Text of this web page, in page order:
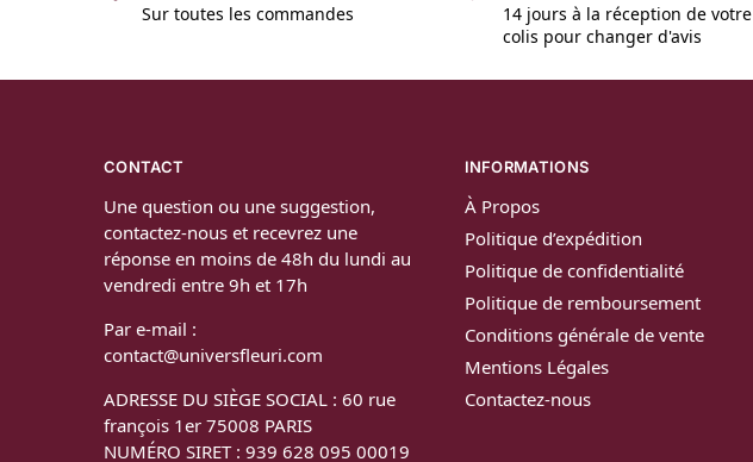
Sur toutes les commandes
14 jours à la réception de votre
colis pour changer d'avis
CONTACT
Une question ou une suggestion,
contactez-nous et recevrez une
réponse en moins de 48h du lundi au
vendredi entre 9h et 17h
Par e-mail :
contact@universfleuri.com
ADRESSE DU SIÈGE SOCIAL : 60 rue
françois 1er 75008 PARIS
NUMÉRO SIRET : 939 628 095 00019
INFORMATIONS
À Propos
Politique d’expédition
Politique de confidentialité
Politique de remboursement
Conditions générale de vente
Mentions Légales
Contactez-nous